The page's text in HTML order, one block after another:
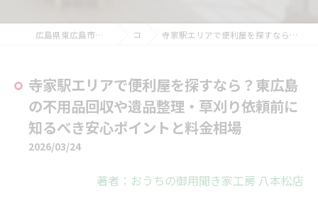
広島県東広島市の便利屋ならおうちの御用聞き家工房 八本松店 コラム 寺家駅エリアで便利屋を探すなら？東広島の不用品回収や遺品整理・草刈り依頼前に知るべき安心ポイントと料金相場
寺家駅エリアで便利屋を探すなら？東広島
の不用品回収や遺品整理・草刈り依頼前に
知るべき安心ポイントと料金相場
2026/03/24
著者：おうちの御用聞き家工房 八本松店